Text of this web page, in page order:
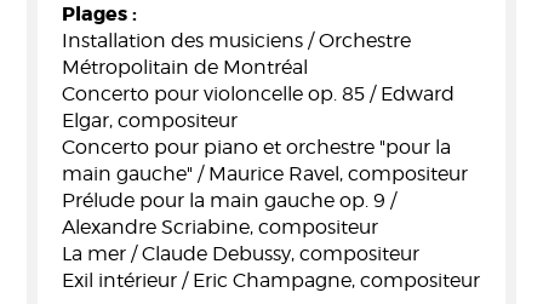
Plages :
Installation des musiciens / Orchestre
Métropolitain de Montréal
Concerto pour violoncelle op. 85 / Edward
Elgar, compositeur
Concerto pour piano et orchestre "pour la
main gauche" / Maurice Ravel, compositeur
Prélude pour la main gauche op. 9 /
Alexandre Scriabine, compositeur
La mer / Claude Debussy, compositeur
Exil intérieur / Eric Champagne, compositeur